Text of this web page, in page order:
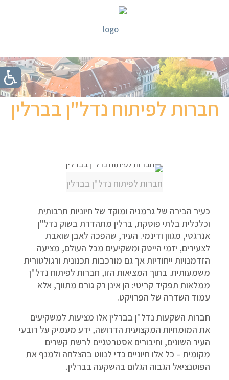
חברות לפיתוח נדל"ן בברלין
חברות לפיתוח נדל"ן בברלין
כעיר הבירה של גרמניה ומוקד של חיוניות תרבותית
וכלכלית בלתי פוסקת, ברלין מתהדרת בשוק נדל"ן
אנרגטי, מגוון ודינמי. העיר, שהפכה לאבן שואבת
לצעירים, יזמי הייטק ומשקיעים מכל העולם, מציעה
הזדמנויות ייחודיות אך גם מורכבות תכנונית ורגולטורית
משמעותית. בתוך המציאות הזו, חברות לפיתוח נדל"ן
ממלאות תפקיד קריטי: הן אינן רק גורם מתווך, אלא
עמוד השדרה של הפרויקט.
חברות השקעות נדל"ן בברלין אלו מציעות למשקיעים
את המומחיות המקצועית הדרושה, ידע מעמיק על רובעי
העיר השונים, וחיבורים אסטרטגיים לרשת קשרים
מקומית – כל אלו חיוניים כדי לנווט בהצלחה ולמנף את
הפוטנציאל הגבוה הגלום בהשקעה בברלין.